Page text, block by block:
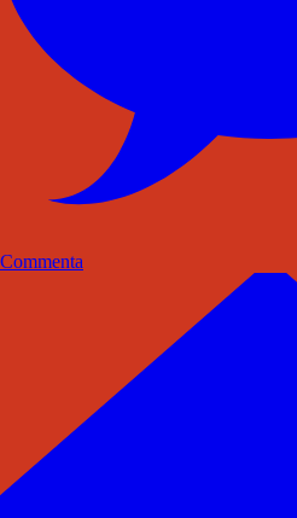
Commenta